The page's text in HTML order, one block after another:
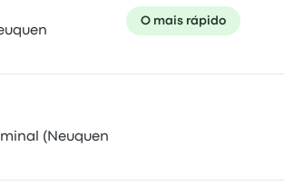
O mais rápido
(Neuquen
Sem